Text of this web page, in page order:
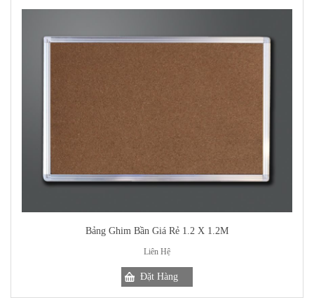
Bảng Ghim Bần Giá Rẻ 1.2 X 1.2M
Liên Hệ